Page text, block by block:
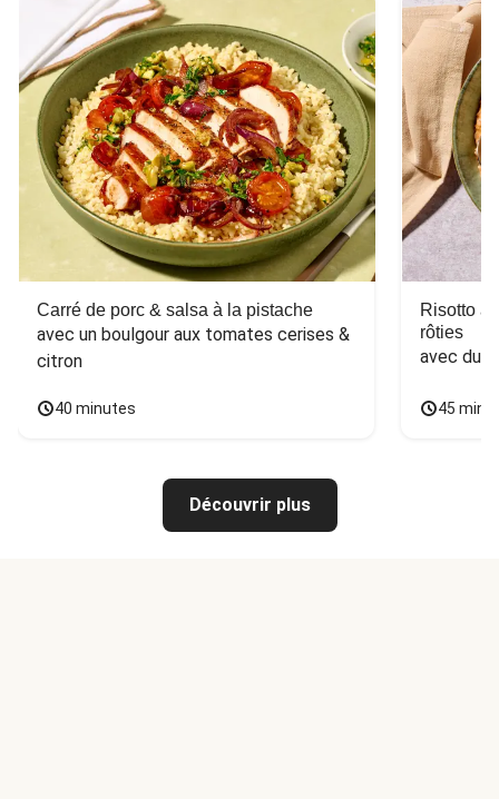
Carré de porc & salsa à la pistache
avec un boulgour aux tomates cerises &
citron
40 minutes
Risotto
rôties
avec du
45
Découvrir plus